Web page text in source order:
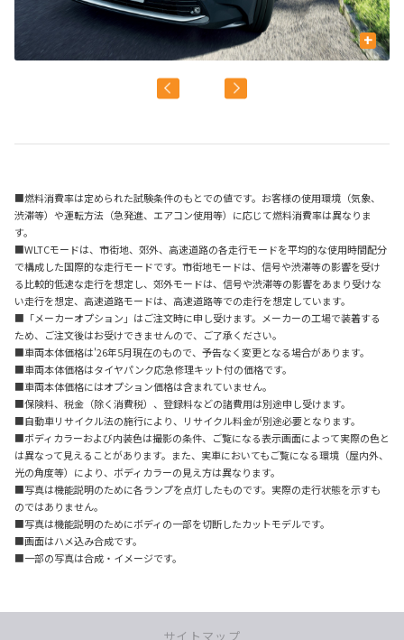
+
■燃料消費率は定められた試験条件のもとでの値です。お客様の使用環境（気象、
渋滞等）や運転方法（急発進、エアコン使用等）に応じて燃料消費率は異なりま
す。
■WLTCモードは、市街地、郊外、高速道路の各走行モードを平均的な使用時間配分
で構成した国際的な走行モードです。市街地モードは、信号や渋滞等の影響を受け
る比較的低速な走行を想定し、郊外モードは、信号や渋滞等の影響をあまり受けな
い走行を想定、高速道路モードは、高速道路等での走行を想定しています。
■「メーカーオプション」はご注文時に申し受けます。メーカーの工場で装着する
ため、ご注文後はお受けできませんので、ご了承ください。
■車両本体価格は'26年5月現在のもので、予告なく変更となる場合があります。
■車両本体価格はタイヤパンク応急修理キット付の価格です。
■車両本体価格にはオプション価格は含まれていません。
■保険料、税金（除く消費税）、登録料などの諸費用は別途申し受けます。
■自動車リサイクル法の施行により、リサイクル料金が別途必要となります。
■ボディカラーおよび内装色は撮影の条件、ご覧になる表示画面によって実際の色と
は異なって見えることがあります。また、実車においてもご覧になる環境（屋内外、
光の角度等）により、ボディカラーの見え方は異なります。
■写真は機能説明のために各ランプを点灯したものです。実際の走行状態を示すも
のではありません。
■写真は機能説明のためにボディの一部を切断したカットモデルです。
■画面はハメ込み合成です。
■一部の写真は合成・イメージです。
サイトマップ